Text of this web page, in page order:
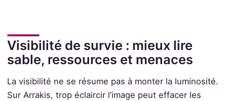
Visibilité de survie : mieux lire
sable, ressources et menaces
La visibilité ne se résume pas à monter la luminosité.
Sur Arrakis, trop éclaircir l’image peut effacer les